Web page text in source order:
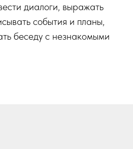
диалоги, выражать
события и планы,
беседу с незнакомыми